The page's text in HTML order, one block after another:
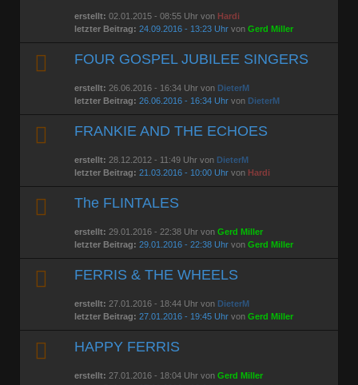
erstellt: 02.01.2015 - 08:55 Uhr von Hardi
letzter Beitrag: 24.09.2016 - 13:23 Uhr vonGerd Miller
FOUR GOSPEL JUBILEE SINGERS
erstellt: 26.06.2016 - 16:34 Uhr von DieterM
letzter Beitrag: 26.06.2016 - 16:34 Uhr von DieterM
FRANKIE AND THE ECHOES
erstellt: 28.12.2012 - 11:49 Uhr von DieterM
letzter Beitrag: 21.03.2016 - 10:00 Uhr von Hardi
The FLINTALES
erstellt: 29.01.2016 - 22:38 Uhr vonGerd Miller
letzter Beitrag: 29.01.2016 - 22:38 Uhr vonGerd Miller
FERRIS & THE WHEELS
erstellt: 27.01.2016 - 18:44 Uhr von DieterM
letzter Beitrag: 27.01.2016 - 19:45 Uhr vonGerd Miller
HAPPY FERRIS
erstellt: 27.01.2016 - 18:04 Uhr vonGerd Miller